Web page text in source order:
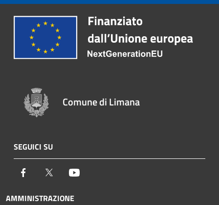
Comune di Limana
SEGUICI SU
Facebook Twitter
AMMINISTRAZIONE